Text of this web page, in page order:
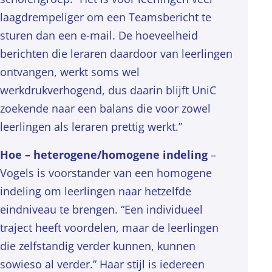
laagdrempeliger om een Teamsbericht te
sturen dan een e-mail. De hoeveelheid
berichten die leraren daardoor van leerlingen
ontvangen, werkt soms wel
werkdrukverhogend, dus daarin blijft UniC
zoekende naar een balans die voor zowel
leerlingen als leraren prettig werkt.”
Hoe – heterogene/homogene indeling –
Vogels is voorstander van een homogene
indeling om leerlingen naar hetzelfde
eindniveau te brengen. “Een individueel
traject heeft voordelen, maar de leerlingen
die zelfstandig verder kunnen, kunnen
sowieso al verder.” Haar stijl is iedereen